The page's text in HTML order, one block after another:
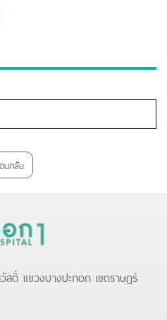
นกลับ
ดิ์ แขวงบางปะกอก เขตราษฏร์